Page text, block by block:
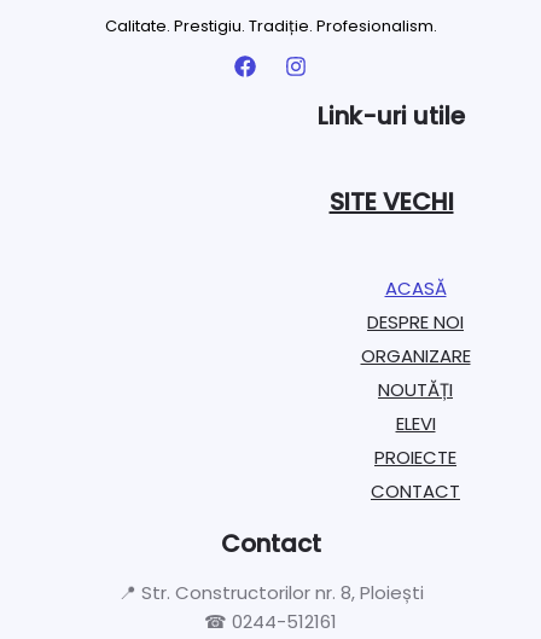
Calitate. Prestigiu. Tradiție. Profesionalism.
Link-uri utile
SITE VECHI
ACASĂ
DESPRE NOI
ORGANIZARE​
NOUTĂȚI
ELEVI
PROIECTE​
CONTACT
Contact
📍 Str. Constructorilor nr. 8, Ploiești
☎ 0244-512161